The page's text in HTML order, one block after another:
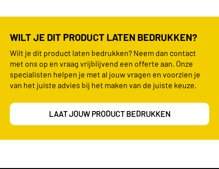
WILT JE DIT PRODUCT LATEN BEDRUKKEN?
Wilt je dit product laten bedrukken? Neem dan contact
met ons op en vraag vrijblijvend een offerte aan. Onze
specialisten helpen je met al jouw vragen en voorzien je
van het juiste advies bij het maken van de juiste keuze.
LAAT JOUW PRODUCT BEDRUKKEN